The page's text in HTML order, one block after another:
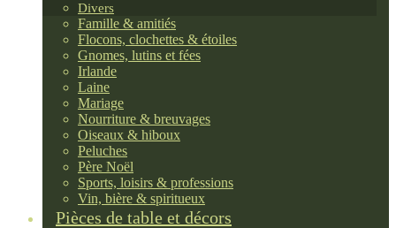
Divers
Famille & amitiés
Flocons, clochettes & étoiles
Gnomes, lutins et fées
Irlande
Laine
Mariage
Nourriture & breuvages
Oiseaux & hiboux
Peluches
Père Noël
Sports, loisirs & professions
Vin, bière & spiritueux
Pièces de table et décors